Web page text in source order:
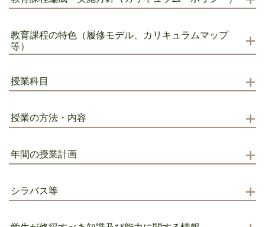
教育課程の特色（履修モデル、カリキュラムマップ
等）
授業科目
授業の方法・内容
年間の授業計画
シラバス等